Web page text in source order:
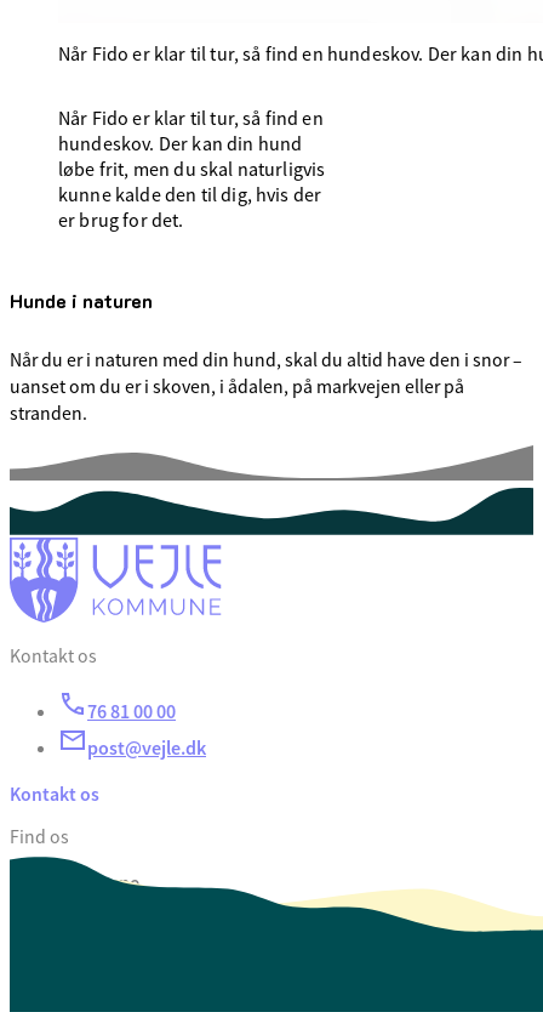
Når Fido er klar til tur, så find en hundeskov. Der kan
Når Fido er klar til tur, så find en
hundeskov. Der kan din hund
løbe frit, men du skal naturligvis
kunne kalde den til dig, hvis der
er brug for det.
Hunde i naturen
Når du er i naturen med din hund, skal du altid have den i snor –
uanset om du er i skoven, i ådalen, på markvejen eller på
stranden.
Kontakt os
76 81 00 00
post@vejle.dk
Kontakt os
Find os
Vejle Kommune